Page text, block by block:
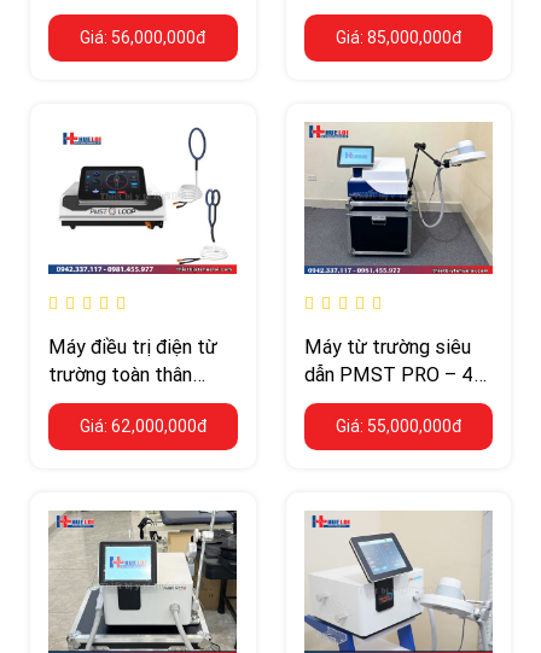
Tesla kết hợp laser
diode lạnh 5600 mW
Giá: 56,000,000đ
– 7 Tesla, 2 kênh điều
trị độc lập
Giá: 85,000,000đ
Máy điều trị điện từ
trường toàn thân
PMST LOOP PRO
MAX – 24.700 Gauss
Giá: 62,000,000đ
Máy từ trường siêu
dẫn PMST PRO – 4–
7 Tesla kết hợp
Diode Laser công
suất cao
Giá: 55,000,000đ